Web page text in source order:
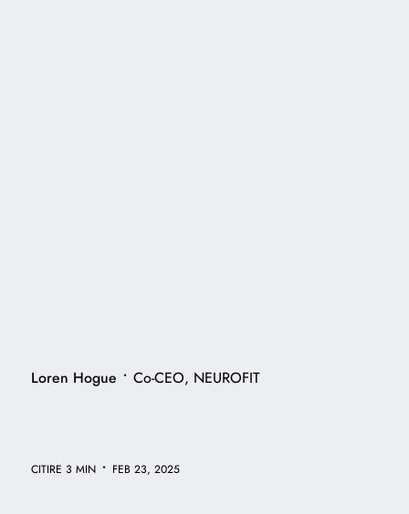
Loren Hogue • Co-CEO, NEUROFIT
CITIRE 3 MIN • FEB 23, 2025